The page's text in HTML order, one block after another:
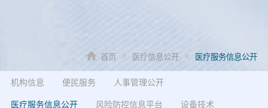
首页 > 医疗信息公开 > 医疗服务信息公开
机构信息 便民服务
人事管理公开
医疗服务信息公开
风险防控信息平台
设备技术